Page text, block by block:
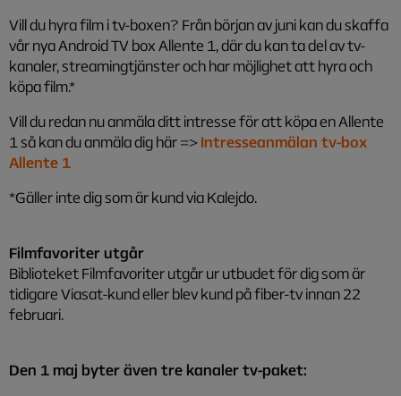
Vill du hyra film i tv-boxen? Från början av juni kan du skaffa
vår nya Android TV box Allente 1, där du kan ta del av tv-
kanaler, streamingtjänster och har möjlighet att hyra och
köpa film.*
Vill du redan nu anmäla ditt intresse för att köpa en Allente
1 så kan du anmäla dig här =>Intresseanmälan tv-box
Allente 1
*Gäller inte dig som är kund via Kalejdo.
Filmfavoriter utgår
Biblioteket Filmfavoriter utgår ur utbudet för dig som är
tidigare Viasat-kund eller blev kund på fiber-tv innan 22
februari.
Den 1 maj byter även tre kanaler tv-paket: